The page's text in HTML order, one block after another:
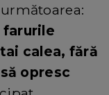
farurile
calea, fără
opresc